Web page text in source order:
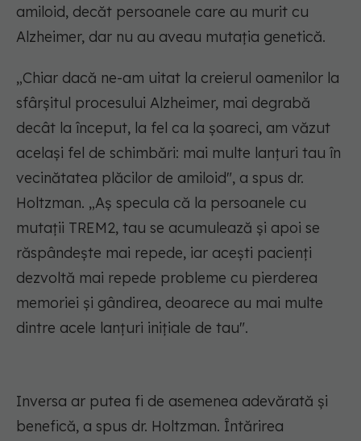
amiloid, decăt persoanele care au murit cu
Alzheimer, dar nu au aveau mutația genetică.
„Chiar dacă ne-am uitat la creierul oamenilor la
sfârșitul procesului Alzheimer, mai degrabă
decât la început, la fel ca la șoareci, am văzut
același fel de schimbări: mai multe lanțuri tau în
vecinătatea plăcilor de amiloid", a spus dr.
Holtzman. „Aș specula că la persoanele cu
mutații TREM2, tau se acumulează și apoi se
răspândește mai repede, iar acești pacienți
dezvoltă mai repede probleme cu pierderea
memoriei și gândirea, deoarece au mai multe
dintre acele lanțuri inițiale de tau".
Inversa ar putea fi de asemenea adevărată și
benefică, a spus dr. Holtzman. Întărirea